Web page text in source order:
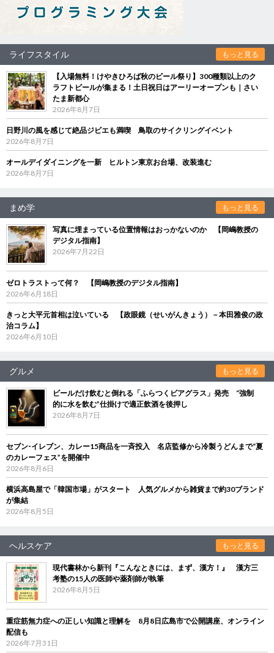
ライフスタイル もっと見る
【入場無料！けやきひろば秋のビール祭り】300種類以上のク
ラフトビールが集まる！土日祝日はアーリーオープンも｜さい
たま新都心
2026年8月7日
日野川の風を感じて絶品ジビエも満喫 鳥取のサイクリングイベント
2026年8月7日
オールデイダイニングを一新 ヒルトン東京お台場、改装進む
2026年8月7日
まめ学 もっと見る
写真に埋まっている位置情報はおっかないのか 【岡嶋教授の
デジタル指南】
2026年7月22日
ゼロトラストって何？ 【岡嶋教授のデジタル指南】
2026年6月18日
きっと大平元首相は泣いている 【政眼鏡（せいがんきょう）－本田雅俊の政
治コラム】
2026年6月10日
グルメ もっと見る
ビールだけ飲むと倒れる「ふらつくビアグラス」発売 “強制
的に水を飲む”仕掛けで適正飲酒を後押し
2026年8月7日
セブン‐イレブン、カレー15商品を一斉投入 名店監修から冷製うどんまで“夏
のカレーフェス”を開催中
2026年8月6日
横浜高島屋で「韓国市場」がスタート 人気グルメから雑貨まで約30ブランド
が集結
2026年8月5日
ヘルスケア もっと見る
現代書林から新刊『こんなときには、まず、漢方！』 漢方三
考塾の15人の医師や薬剤師が執筆
2026年8月5日
重症筋無力症への正しい知識と理解を 8月8日広島市で公開講座、オンライン
配信も
2026年7月31日